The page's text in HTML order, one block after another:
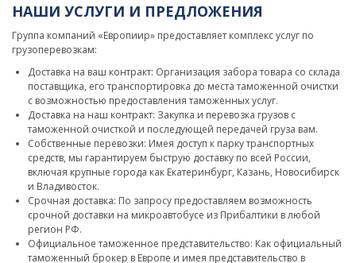
НАШИ УСЛУГИ И ПРЕДЛОЖЕНИЯ
Группа компаний «Европиир» предоставляет комплекс услуг по
грузоперевозкам:
Доставка на ваш контракт: Организация забора товара со склада
поставщика, его транспортировка до места таможенной очистки
с возможностью предоставления таможенных услуг.
Доставка на наш контракт: Закупка и перевозка грузов с
таможенной очисткой и последующей передачей груза вам.
Собственные перевозки: Имея доступ к парку транспортных
средств, мы гарантируем быструю доставку по всей России,
включая крупные города как Екатеринбург, Казань, Новосибирск
и Владивосток.
Срочная доставка: По запросу предоставляем возможность
срочной доставки на микроавтобусе из Прибалтики в любой
регион РФ.
Официальное таможенное представительство: Как официальный
таможенный брокер в Европе и имея представительство в